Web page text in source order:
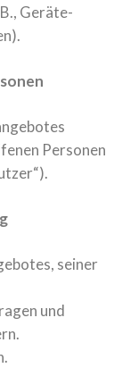
Geräte-
Personen
seiner
und